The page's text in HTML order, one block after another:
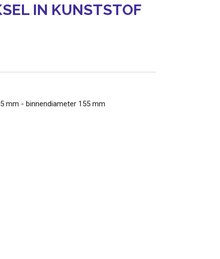
IN KUNSTSTOF
mm - binnendiameter 155 mm